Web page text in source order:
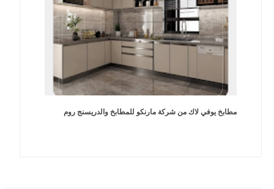
مطابخ يوفي لاك من شركة مارنكو للمطابخ والدريسنج روم